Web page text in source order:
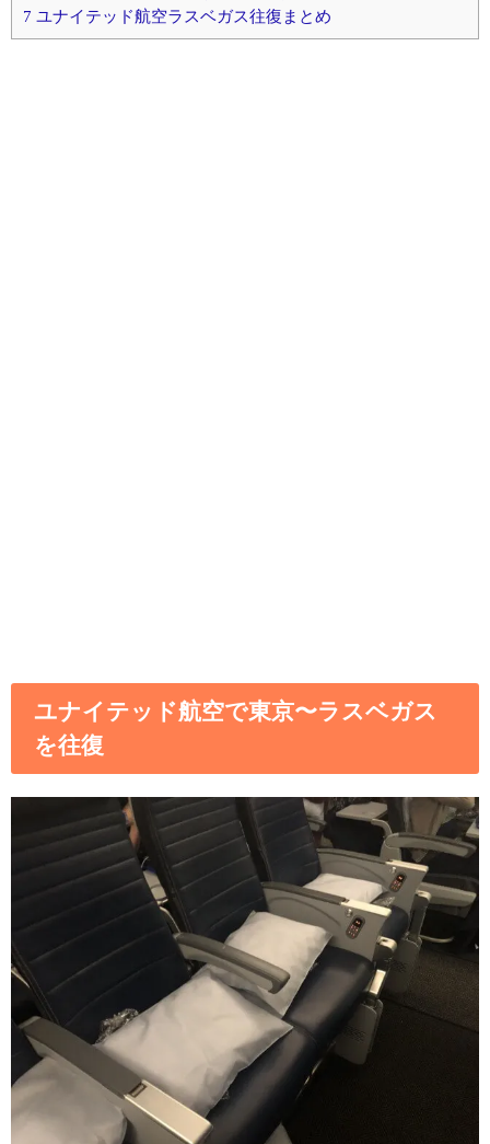
7 ユナイテッド航空ラスベガス往復まとめ
ユナイテッド航空で東京〜ラスベガス
を往復